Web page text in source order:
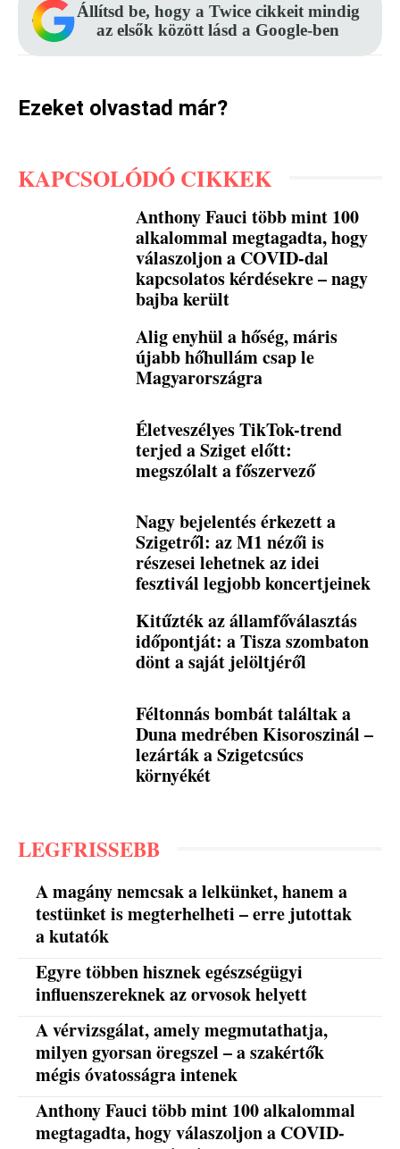
Állítsd be, hogy a Twice cikkeit mindig
az elsők között lásd a Google-ben
Ezeket olvastad már?
KAPCSOLÓDÓ CIKKEK
Anthony Fauci több mint 100
alkalommal megtagadta, hogy
válaszoljon a COVID-dal
kapcsolatos kérdésekre – nagy
bajba került
Alig enyhül a hőség, máris
újabb hőhullám csap le
Magyarországra
Életveszélyes TikTok-trend
terjed a Sziget előtt:
megszólalt a főszervező
Nagy bejelentés érkezett a
Szigetről: az M1 nézői is
részesei lehetnek az idei
fesztivál legjobb koncertjeinek
Kitűzték az államfőválasztás
időpontját: a Tisza szombaton
dönt a saját jelöltjéről
Féltonnás bombát találtak a
Duna medrében Kisoroszinál –
lezárták a Szigetcsúcs
környékét
LEGFRISSEBB
A magány nemcsak a lelkünket, hanem a
testünket is megterhelheti – erre jutottak
a kutatók
Egyre többen hisznek egészségügyi
influenszereknek az orvosok helyett
A vérvizsgálat, amely megmutathatja,
milyen gyorsan öregszel – a szakértők
mégis óvatosságra intenek
Anthony Fauci több mint 100 alkalommal
megtagadta, hogy válaszoljon a COVID-